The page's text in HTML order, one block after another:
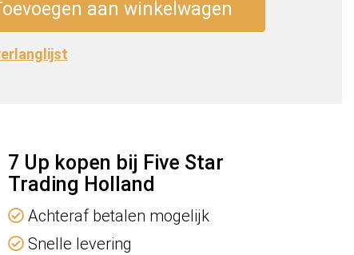
aan winkelwagen
7 Up kopen bij Five Star
Trading Holland
Achteraf betalen mogelijk
Snelle levering